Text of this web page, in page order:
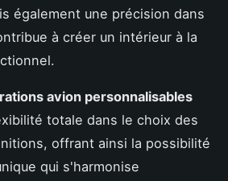
également une précision dans
à créer un intérieur à la
avion personnalisables
totale dans le choix des
offrant ainsi la possibilité
qui s'harmonise